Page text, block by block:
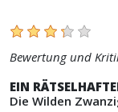
Bewertung und
EIN
Die Wilden